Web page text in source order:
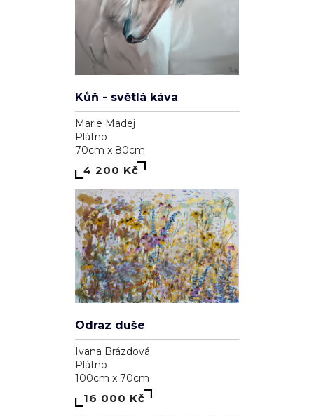
Kůň - světlá káva
Marie Madej
Plátno
70cm x 80cm
4 200 Kč
Odraz duše
Ivana Brázdová
Plátno
100cm x 70cm
16 000 Kč